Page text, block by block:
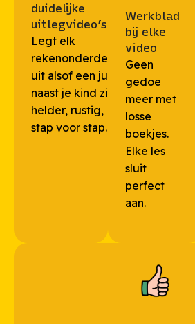
duidelijke
uitlegvideo’s
Legt elk
rekenonderdeel
uit alsof een juf
naast je kind zit,
helder, rustig,
stap voor stap.
Werkblad
bij elke
video
Geen
gedoe
meer met
losse
boekjes.
Elke les
sluit
perfect
aan.